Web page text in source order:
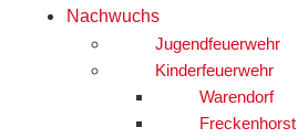
Nachwuchs
Jugendfeuerwehr
Kinderfeuerwehr
Warendorf
Freckenhorst